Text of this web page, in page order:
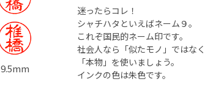
9.5mm
迷ったらコレ！
シャチハタといえばネーム９。
これぞ国民的ネーム印です。
社会人なら「似たモノ」ではなく
「本物」を使いましょう。
インクの色は朱色です。